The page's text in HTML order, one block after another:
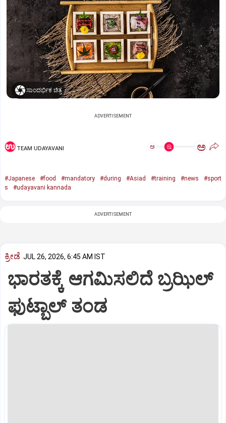
ಸಾಂದರ್ಭಿಕ ಚಿತ್ರ
ADVERTISEMENT
TEAM UDAYAVANI ಅ ಅ
#Japanese #food #mandatory #during #Asiad #training #news
#sport
s
#udayavani kannada
ADVERTISEMENT
ಕ್ರೀಡೆ JUL 26, 2026, 6:45 AM IST
ಭಾರತಕ್ಕೆ ಆಗಮಿಸಲಿದೆ ಬ್ರಝಿಲ್‌
ಫುಟ್ಬಾಲ್‌ ತಂಡ